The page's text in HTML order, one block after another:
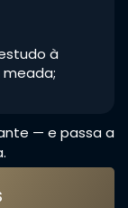
à
— e passa a